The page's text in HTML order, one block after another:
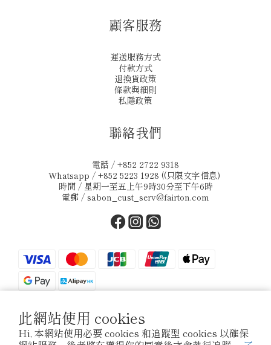
此網站使用 cookies
Hi, 本網站使用必要 cookies 和追蹤型 cookies 以確保
顧客服務
運送服務方式
付款方式
退換貨政策
條款與細則
私隱政策
聯絡我們
電話 / +852 2722 9318
Whatsapp / +852 5223 1928 ((只限文字信息)
時間 / 星期一至五上午9時30分至下午6時
電郵 / sabon_cust_serv@fairton.com
$ HKD 繁體中文